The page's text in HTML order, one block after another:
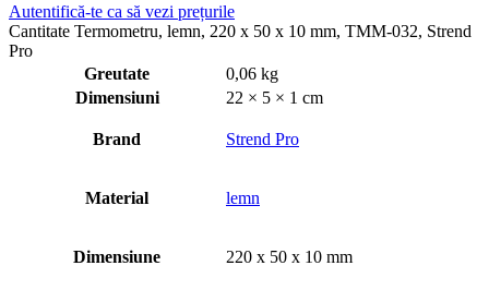
Autentifică-te ca să vezi prețurile
Cantitate Termometru, lemn, 220 x 50 x 10 mm, TMM-032, Strend
Pro
Greutate
0,06 kg
Dimensiuni
22 × 5 × 1 cm
Brand Strend Pro
Material lemn
Dimensiune 220 x 50 x 10 mm